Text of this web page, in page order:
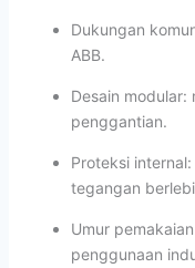
Dukungan
ABB.
Desain modular:
penggantian.
Proteksi
tegangan
Umur
penggunaan